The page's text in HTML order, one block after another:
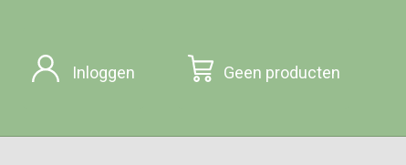
Inloggen Geen producten